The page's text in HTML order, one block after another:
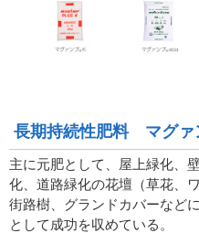
長期持続性肥料 マグァ
主に元肥として、屋上緑化、
化、道路緑化の花壇（草花、
街路樹、グランドカバーなど
として成功を収めている。